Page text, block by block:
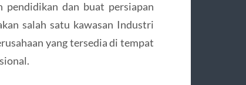
pendidikan dan buat persiapan
salah satu kawasan Industri
yang tersedia di tempat